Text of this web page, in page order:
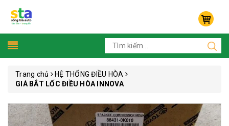
Trang chủ
HỆ THỐNG ĐIỀU HÒA
GIÁ BẮT LỐC ĐIỀU HÒA INNOVA